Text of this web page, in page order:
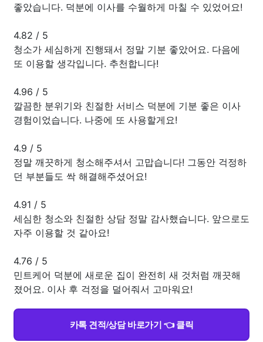
좋았습니다. 덕분에 이사를 수월하게 마칠 수 있었어요!
4.82 / 5
청소가 세심하게 진행돼서 정말 기분 좋았어요. 다음에
또 이용할 생각입니다. 추천합니다!
4.96 / 5
깔끔한 분위기와 친절한 서비스 덕분에 기분 좋은 이사
경험이었습니다. 나중에 또 사용할게요!
4.9 / 5
정말 깨끗하게 청소해주셔서 고맙습니다! 그동안 걱정하
던 부분들도 싹 해결해주셨어요!
4.91 / 5
세심한 청소와 친절한 상담 정말 감사했습니다. 앞으로도
자주 이용할 것 같아요!
4.76 / 5
민트케어 덕분에 새로운 집이 완전히 새 것처럼 깨끗해
졌어요. 이사 후 걱정을 덜어줘서 고마워요!
카톡 견적/상담 바로가기 👈 클릭